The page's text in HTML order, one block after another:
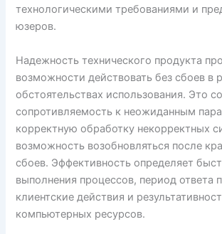
технологическими требованиями и
юзеров.
Надежность технического продукта
возможности действовать без сбоев в
обстоятельствах использования. Это
сопротивляемость к неожиданным
корректную обработку некорректных
возможность возобновляться после
сбоев. Эффективность определяет
выполнения процессов, период ответа
клиентские действия и
компьютерных ресурсов.